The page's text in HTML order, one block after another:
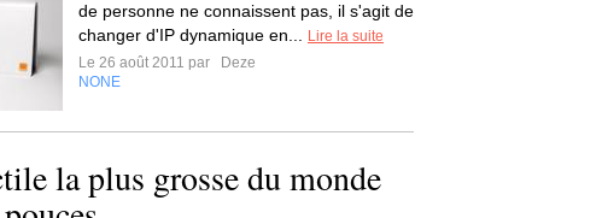
de personne ne connaissent pas, il s'agit de
changer d'IP dynamique en...
Lire la suite
Le 26 août 2011 par
Deze
NONE
la plus grosse du monde